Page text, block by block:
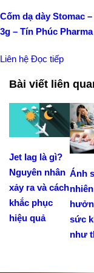
Cốm dạ dày Stomac
3g – Tín Phúc Pharma
Liên hệ Đọc tiếp
Bài viết liên
Jet lag là gì?
Nguyên nhân
xảy ra và cách
khắc phục
hiệu quả
Ánh
sức
như